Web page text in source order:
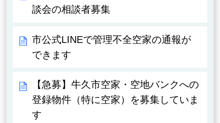
談会の相談者募集
市公式LINEで管理不全空家の通報が
できます
【急募】牛久市空家・空地バンクへの
登録物件（特に空家）を募集していま
す